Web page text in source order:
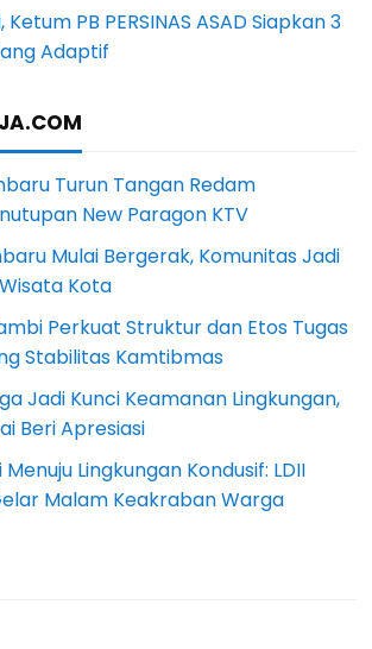
PB PERSINAS ASAD Siapkan 3
Adaptif
Turun Tangan Redam
New Paragon KTV
Mulai Bergerak, Komunitas Jadi
Kota
Perkuat Struktur dan Etos Tugas
Stabilitas Kamtibmas
Jadi Kunci Keamanan Lingkungan,
Beri Apresiasi
Lingkungan Kondusif: LDII
Malam Keakraban Warga